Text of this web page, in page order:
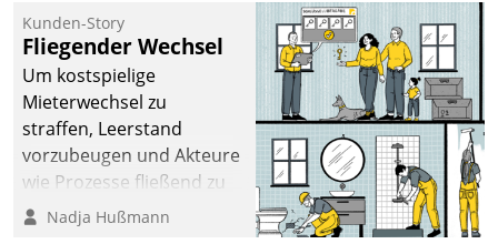
kommunale Wohnungsbauunternehmen daher
gemeinsam mit der Berliner Datatrain GmbH den
Teilprozess der Objektsanierung digitalisiert.
Kunden-Story
Fliegender Wechsel
Um kostspielige
Mieterwechsel zu
straffen, Leerstand
vorzubeugen und Akteure
wie Prozesse fließend zu
vernetzen, nutzt die
Nadja Hußmann